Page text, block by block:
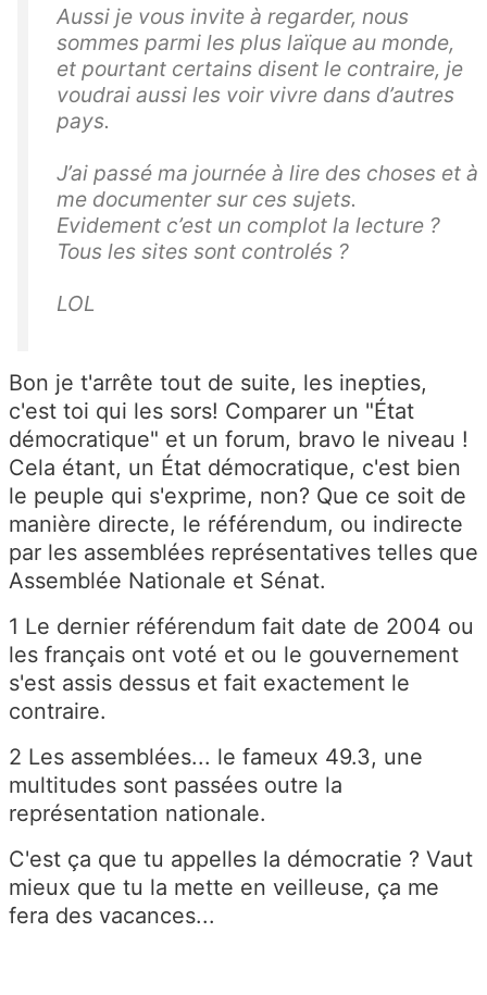
Aussi je vous invite à regarder, nous
sommes parmi les plus laïque au monde,
et pourtant certains disent le contraire, je
voudrai aussi les voir vivre dans d’autres
pays.
J’ai passé ma journée à lire des choses et à
me documenter sur ces sujets.
Evidement c’est un complot la lecture ?
Tous les sites sont controlés ?
LOL
Bon je t'arrête tout de suite, les inepties,
c'est toi qui les sors! Comparer un "État
démocratique" et un forum, bravo le niveau !
Cela étant, un État démocratique, c'est bien
le peuple qui s'exprime, non? Que ce soit de
manière directe, le référendum, ou indirecte
par les assemblées représentatives telles que
Assemblée Nationale et Sénat.
1 Le dernier référendum fait date de 2004 ou
les français ont voté et ou le gouvernement
s'est assis dessus et fait exactement le
contraire.
2 Les assemblées... le fameux 49.3, une
multitudes sont passées outre la
représentation nationale.
C'est ça que tu appelles la démocratie ? Vaut
mieux que tu la mette en veilleuse, ça me
fera des vacances...